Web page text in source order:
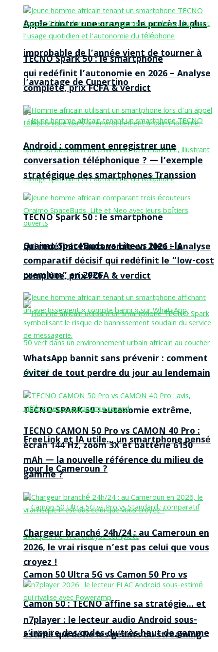
Apple contre une orange : le procès le plus
improbable de l’année vient de tourner à
l’avantage de Cupertino
TECNO Spark 50 : le smartphone
qui redéfinit l’autonomie en 2026 – Analyse
complète, prix FCFA & verdict
TECNO SPARK 50 : autonomie extrême,
FreeLink et IA utile… un smartphone pensé
pour le Cameroun ?
Camon 50 Ultra 5G vs Camon 50 Pro vs
Camon 50 : TECNO affine sa stratégie… et
s’inspire des codes du très haut de gamme
TECNO Spark 50 : le smartphone
qui redéfinit l’autonomie en 2026 – Analyse
complète, prix FCFA & verdict
Android : comment enregistrer une
conversation téléphonique ? — l’exemple
stratégique des smartphones Transsion
Oraimo SpaceBuds vs Lite vs Neo : le
comparatif décisif qui redéfinit le “low-cost
premium” en 2026
WhatsApp bannit sans prévenir : comment
éviter de tout perdre du jour au lendemain
TECNO CAMON 50 Pro vs CAMON 40 Pro :
écran 144 Hz, zoom 3X et batterie 6150
mAh — la nouvelle référence du milieu de
gamme ?
Chargeur branché 24h/24 : au Cameroun en
2026, le vrai risque n’est pas celui que vous
croyez !
n7player : le lecteur audio Android sous-
estimé qui défie les géants du streaming